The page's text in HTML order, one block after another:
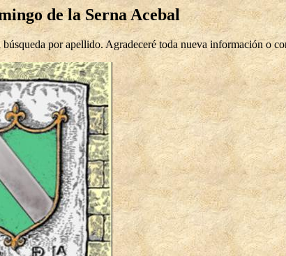
de la Serna Acebal
por apellido. Agradeceré toda nueva información o